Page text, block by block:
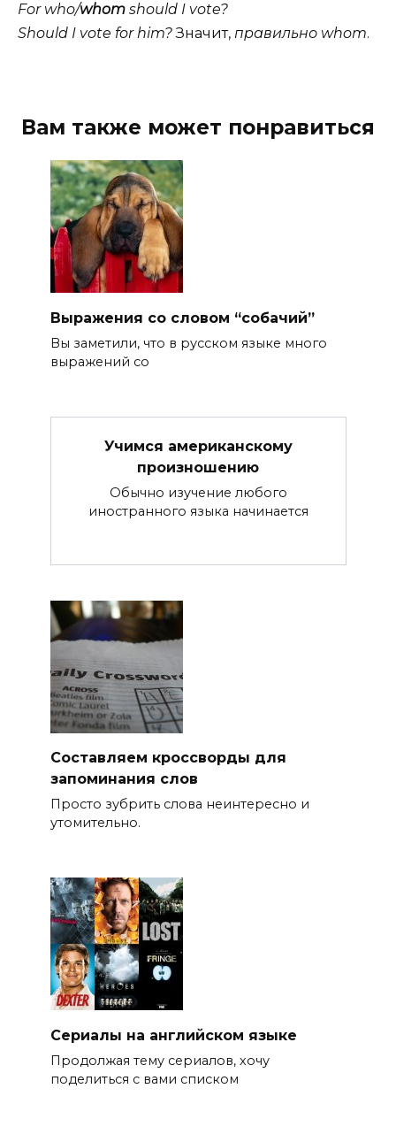
For who/whom should I vote?
Should I vote for him?Значит, правильно whom.
Вам также может понравиться
Выражения со словом “собачий”
Вы заметили, что в русском языке много
выражений со
Учимся американскому
произношению
Обычно изучение любого
иностранного языка начинается
Составляем кроссворды для
запоминания слов
Просто зубрить слова неинтересно и
утомительно.
Сериалы на английском языке
Продолжая тему сериалов, хочу
поделиться с вами списком